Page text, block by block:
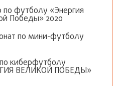
по футболу «Энергия
Победы» 2020
по мини-футболу
киберфутболу
ВЕЛИКОЙ ПОБЕДЫ»